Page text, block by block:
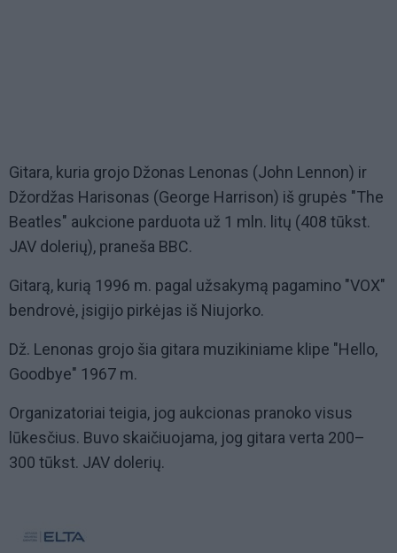
Gitara, kuria grojo Džonas Lenonas (John Lennon) ir
Džordžas Harisonas (George Harrison) iš grupės "The
Beatles" aukcione parduota už 1 mln. litų (408 tūkst.
JAV dolerių), praneša BBC.
Gitarą, kurią 1996 m. pagal užsakymą pagamino "VOX"
bendrovė, įsigijo pirkėjas iš Niujorko.
Dž. Lenonas grojo šia gitara muzikiniame klipe "Hello,
Goodbye" 1967 m.
Organizatoriai teigia, jog aukcionas pranoko visus
lūkesčius. Buvo skaičiuojama, jog gitara verta 200–
300 tūkst. JAV dolerių.